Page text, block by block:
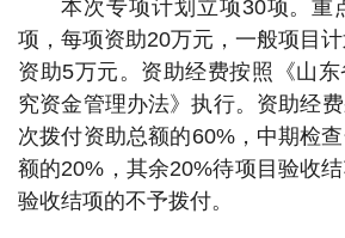
本次专项计划立项30项。重
项，每项资助20万元，一般项目
资助5万元。资助经费按照《山
究资金管理办法》执行。资助经
次拨付资助总额的60%，中期检
额的20%，其余20%待项目验收
验收结项的不予拨付。